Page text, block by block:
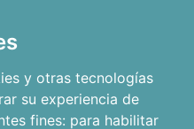
y otras tecnologías
su experiencia de
fines: para habilitar